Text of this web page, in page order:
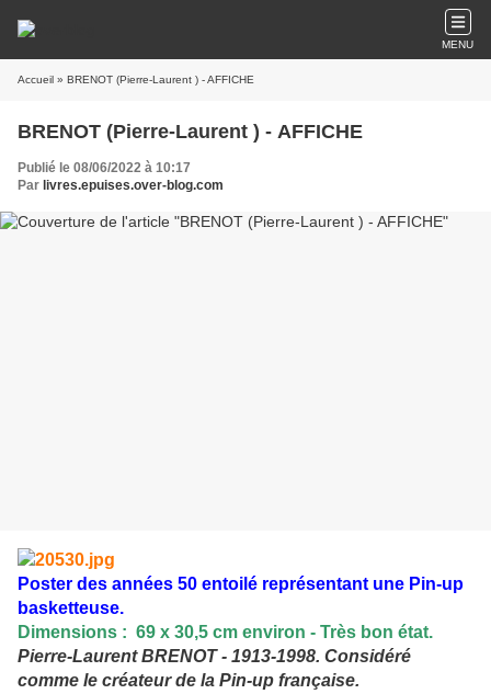
MENU
Accueil » BRENOT (Pierre-Laurent ) - AFFICHE
BRENOT (Pierre-Laurent ) - AFFICHE
Publié le 08/06/2022 à 10:17
Par livres.epuises.over-blog.com
Poster des années 50 entoilé représentant une Pin-up
basketteuse.
Dimensions : 69 x 30,5 cm environ - Très bon état.
Pierre-Laurent BRENOT - 1913-1998. Considéré
comme le créateur de la Pin-up française.